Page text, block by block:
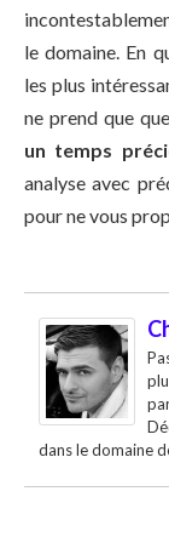
le domaine. En
les plus
ne prend que
un temps
analyse avec
pour ne vous
dans le domaine